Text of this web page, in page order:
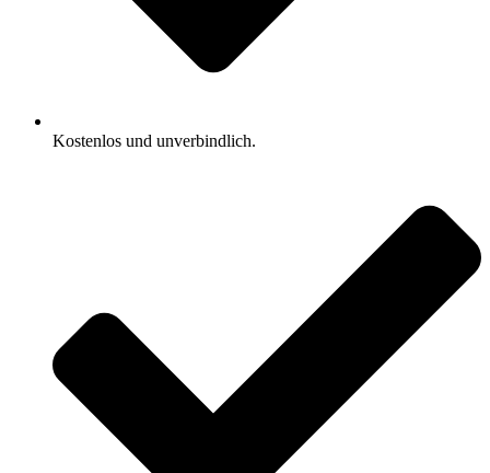
Kostenlos und unverbindlich.